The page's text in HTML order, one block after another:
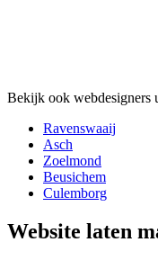
Bekijk ook webdesigners
Ravenswaaij
Asch
Zoelmond
Beusichem
Culemborg
Website laten